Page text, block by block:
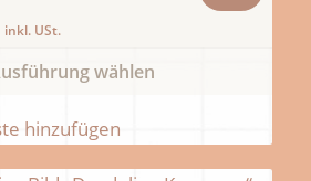
inkl. USt.
wählen
hinzufügen